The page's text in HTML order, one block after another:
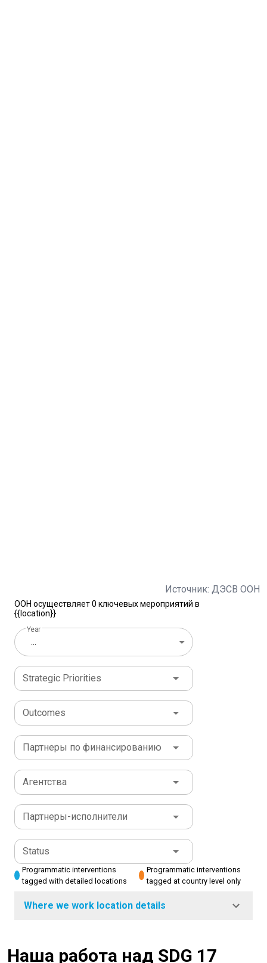
Источник: ДЭСВ ООН
ООН осуществляет 0 ключевых мероприятий в
{{location}}
Year
...
Strategic Priorities
Outcomes
Партнеры по финансированию
Агентства
Партнеры-исполнители
Status
Programmatic interventions
tagged with detailed locations
Programmatic interventions
tagged at country level only
Where we work location details
Наша работа над SDG 17